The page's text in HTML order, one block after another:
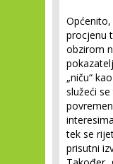
procjenu
obzirom
„niču“
služeći
tek se
prisutni